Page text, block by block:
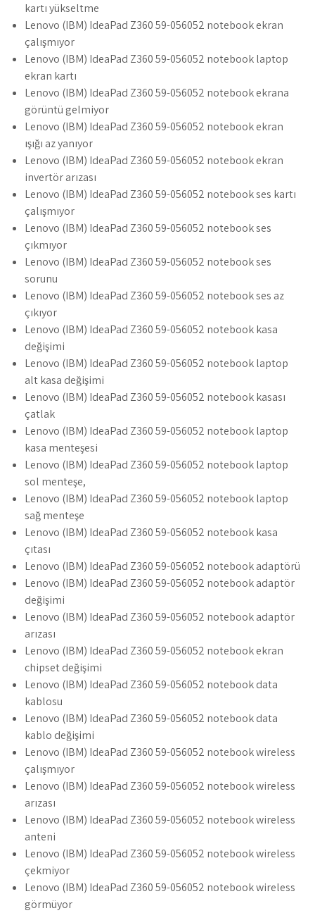
kartı yükseltme
Lenovo (IBM) IdeaPad Z360 59-056052 notebook ekran
çalışmıyor
Lenovo (IBM) IdeaPad Z360 59-056052 notebook laptop
ekran kartı
Lenovo (IBM) IdeaPad Z360 59-056052 notebook ekrana
görüntü gelmiyor
Lenovo (IBM) IdeaPad Z360 59-056052 notebook ekran
ışığı az yanıyor
Lenovo (IBM) IdeaPad Z360 59-056052 notebook ekran
invertör arızası
Lenovo (IBM) IdeaPad Z360 59-056052 notebook ses kartı
çalışmıyor
Lenovo (IBM) IdeaPad Z360 59-056052 notebook ses
çıkmıyor
Lenovo (IBM) IdeaPad Z360 59-056052 notebook ses
sorunu
Lenovo (IBM) IdeaPad Z360 59-056052 notebook ses az
çıkıyor
Lenovo (IBM) IdeaPad Z360 59-056052 notebook kasa
değişimi
Lenovo (IBM) IdeaPad Z360 59-056052 notebook laptop
alt kasa değişimi
Lenovo (IBM) IdeaPad Z360 59-056052 notebook kasası
çatlak
Lenovo (IBM) IdeaPad Z360 59-056052 notebook laptop
kasa menteşesi
Lenovo (IBM) IdeaPad Z360 59-056052 notebook laptop
sol menteşe,
Lenovo (IBM) IdeaPad Z360 59-056052 notebook laptop
sağ menteşe
Lenovo (IBM) IdeaPad Z360 59-056052 notebook kasa
çıtası
Lenovo (IBM) IdeaPad Z360 59-056052 notebook adaptörü
Lenovo (IBM) IdeaPad Z360 59-056052 notebook adaptör
değişimi
Lenovo (IBM) IdeaPad Z360 59-056052 notebook adaptör
arızası
Lenovo (IBM) IdeaPad Z360 59-056052 notebook ekran
chipset değişimi
Lenovo (IBM) IdeaPad Z360 59-056052 notebook data
kablosu
Lenovo (IBM) IdeaPad Z360 59-056052 notebook data
kablo değişimi
Lenovo (IBM) IdeaPad Z360 59-056052 notebook wireless
çalışmıyor
Lenovo (IBM) IdeaPad Z360 59-056052 notebook wireless
arızası
Lenovo (IBM) IdeaPad Z360 59-056052 notebook wireless
anteni
Lenovo (IBM) IdeaPad Z360 59-056052 notebook wireless
çekmiyor
Lenovo (IBM) IdeaPad Z360 59-056052 notebook wireless
görmüyor